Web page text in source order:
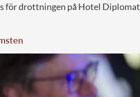
för drottningen på Hotel Diplomat